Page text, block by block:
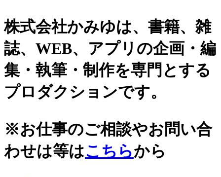
株式会社かみゆは、書籍、雑
誌、WEB、アプリの企画・編
集・執筆・制作を専門とする
プロダクションです。
※お仕事のご相談やお問い合
わせは等はこちらから
大河ドラマ、テレビ・映画関連
史跡ガイド
その他歴史関連
美術史、絵画、アート
宗教、神話、神社仏閣
日本文化、民俗
天皇制
広報誌、新聞媒体
ウェブ媒体
その他いろいろ
エンタメ・トレンド
2022年
2021年
2020年
2019年
2018年
2016年
2015年